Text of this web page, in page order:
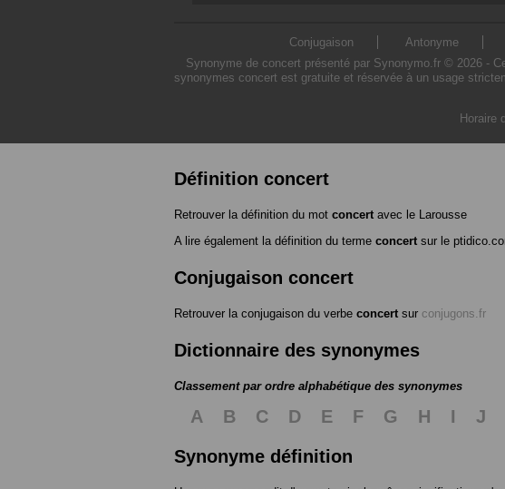
Conjugaison Antonyme
Synonyme de concert présenté par Synonymo.fr © 2026 -
synonymes concert est gratuite et réservée à un usage
Horaire
Définition concert
Retrouver la définition du mot concert avec le Larousse
A lire également la définition du terme concert sur le
Conjugaison concert
Retrouver la conjugaison du verbe concert sur conjugons.fr
Dictionnaire des synonymes
Classement par ordre alphabétique des synonymes
A B C D E F G H I J
Synonyme définition